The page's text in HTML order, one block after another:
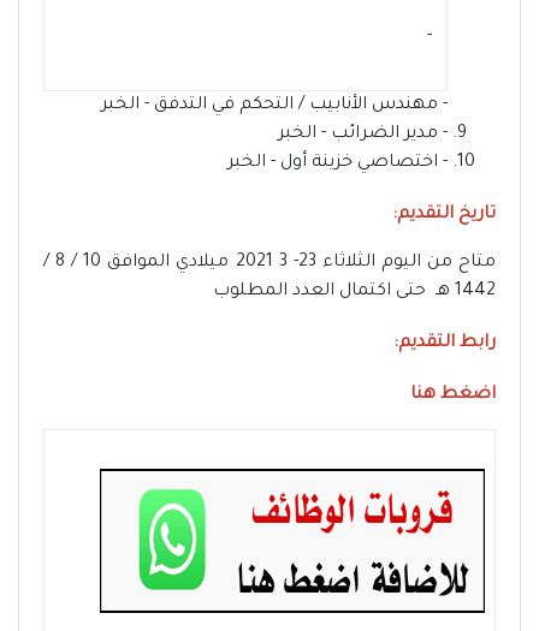
- ‏
- مهندس الأنابيب / التحكم في التدفق - الخبر
- مدير الضرائب - الخبر
- اختصاصي خزينة أول - الخبر
تاريخ التقديم:
متاح من اليوم الثلاثاء 23- 3 2021 ميلادي الموافق 10 / 8 /
1442 هـ حتى اكتمال العدد المطلوب
رابط التقديم:
اضغط هنا